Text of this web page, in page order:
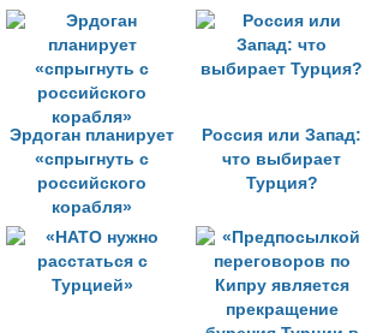
Эрдоган планирует
«спрыгнуть с
российского
корабля»
Россия или Запад:
что выбирает
Турция?